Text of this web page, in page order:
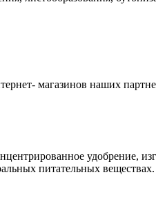
магазинов наших
удобрение,
питательных